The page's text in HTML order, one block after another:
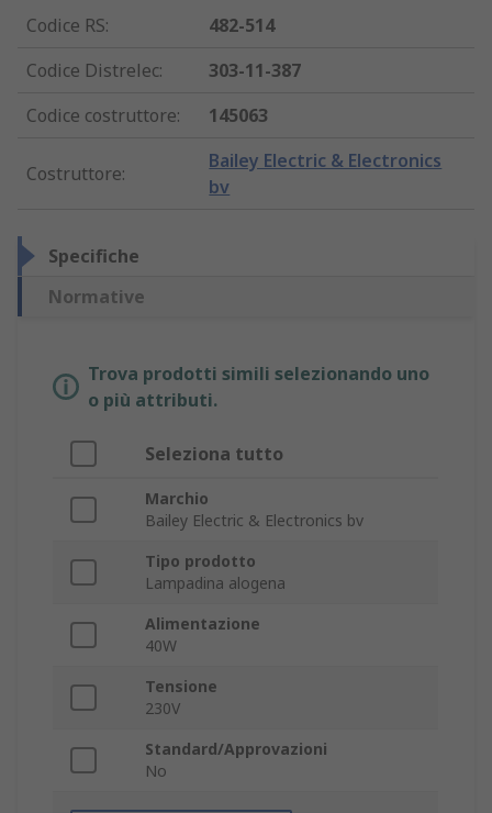
Codice RS:
482-514
Codice Distrelec:
303-11-387
Codice costruttore: 145063
Costruttore:
Bailey Electric & Electronics
bv
Specifiche
Normative
Trova prodotti simili selezionando uno
o più attributi.
Seleziona tutto
Marchio
Bailey Electric & Electronics bv
Tipo prodotto
Lampadina alogena
Alimentazione
40W
Tensione
230V
Standard/Approvazioni
No